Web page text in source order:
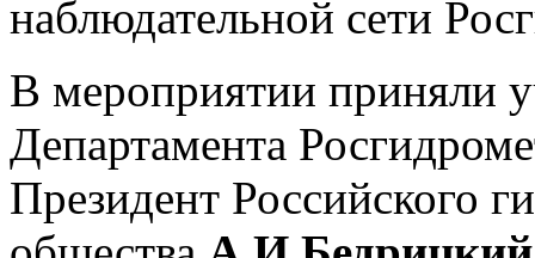
наблюдательной сети
В мероприятии приняли
Департамента
Президент Российского